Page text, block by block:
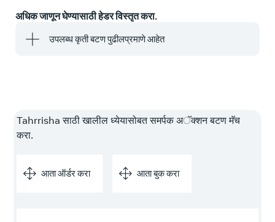
अधिक जाणून घेण्यासाठी हेडर विस्तृत करा.
उपलब्ध कृती बटण पुढीलप्रमाणे आहेत
Tahrrisha साठी खालील ध्येयासोबत समर्पक अॅक्शन बटण मॅच
करा.
आता ऑर्डर करा आता बुक करा